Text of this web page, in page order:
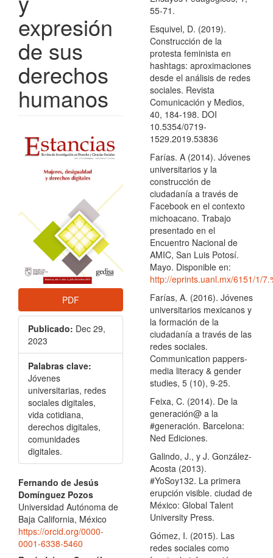
expresión
de sus
derechos
humanos
Barra
lateral
artículo
PDF
Publicado:
2023
Palabras clave:
Jóvenes
universitarias, redes
sociales digitales,
vida cotidiana,
derechos digitales,
comunidades
digitales.
Contenido
principal
del
artículo
Fernando de Jesús
Domínguez Pozos
Universidad Autónoma de
Baja California, México
https://orcid.org/0000-
0001-6338-5460
55-71.
Esquivel, D. (2019).
Construcción de la
protesta feminista en
hashtags: aproximaciones
desde el análisis de redes
sociales. Revista
Comunicación y Medios,
40, 184-198. DOI
10.5354/0719-
1529.2019.53836
Farías. A (2014). Jóvenes
universitarios y la
construcción de
ciudadanía a través de
Facebook en el contexto
michoacano. Trabajo
presentado en el
Encuentro Nacional de
AMIC, San Luis Potosí.
Mayo. Disponible en:
http://eprints.uanl.mx/6151/1/
Farías, A. (2016). Jóvenes
universitarios mexicanos y
la formación de la
ciudadanía a través de las
redes sociales.
Communication pappers-
media literacy & gender
studies, 5 (10), 9-25.
Feixa, C. (2014). De la
generación@ a la
#generación. Barcelona:
Ned Ediciones.
Galindo, J., y J. González-
Acosta (2013).
#YoSoy132. La primera
erupción visible. ciudad de
México: Global Talent
University Press.
Gómez, I. (2015). Las
redes sociales como